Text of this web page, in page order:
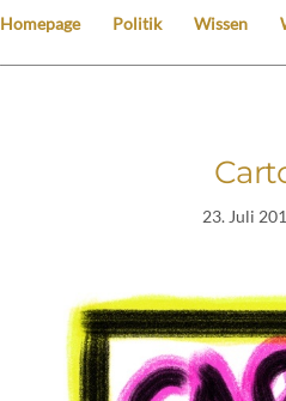
Homepage Politik Wissen
23. Juli